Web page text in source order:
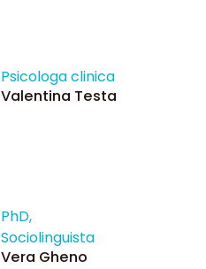
Psicologa clinica
Valentina Testa
PhD,
Sociolinguista
Vera Gheno